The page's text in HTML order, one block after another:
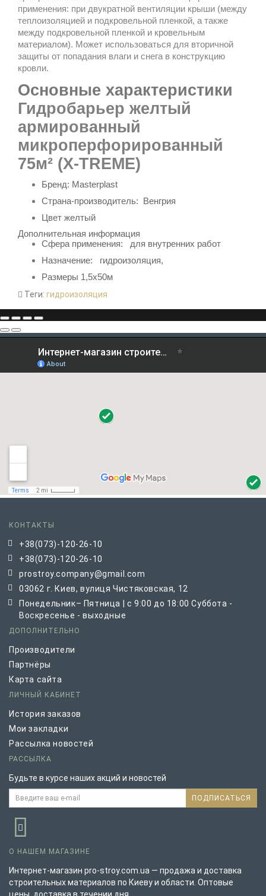
применения: при двукратной вентиляции крыши (между
теплоизоляцией и подкровельной пленкой, а также
между подкровельной пленкой и кровельным
материалом). Может использоваться для вторичной
защиты от попадания влаги и снега в конструкцию
кровли.
Основные характеристики
Гидробарьер желтый
армированный
микроперфорированный
75м² (Х-TREME)
Бренд: Masterplast
Страна-производитель: Венгрия
Цвет желтый
Дополнительная информация
Сфера применения: для внутренних работ
Назначение: гидроизоляция,
Размеры 1,5х50м
Теги: гидроизоляция
КОНТАКТЫ
+38(073)-120-26-10
+38(073)-120-26-10
prostroy.company@gmail.com
03062 г. Киев, вулиця Чистяковская, 12
Понедельник– Пятница | с 9:00 до 18:00 Суббота -
Воскресенье - выходные
ДОПОЛНИТЕЛЬНО
Производители
Партнёры
Карта сайта
ЛИЧНЫЙ КАБИНЕТ
История заказов
Мои закладки
Рассылка новостей
РАССЫЛКА
Будьте в курсе наших акций и новостей
ПОДПИСАТЬСЯ
О НАШЕМ МАГАЗИНЕ
Интернет-магазин pro-stroy.com.ua — продажа и доставка
строительных материалов по Киеву и области. Оптовые